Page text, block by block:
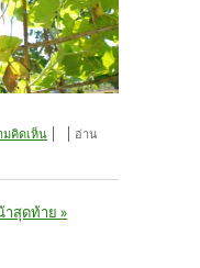
มคิดเห็น
อ่าน
สุดท้าย »